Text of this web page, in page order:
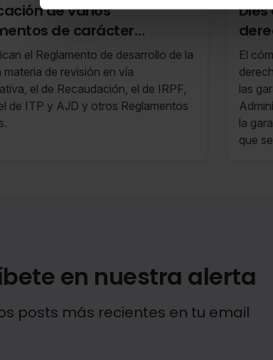
de varios
de carácter
en Gipuzkoa (RF 50/23 12
de 2023 al 18 de
de 2023)
el Reglamento de desarrollo de la
materia de revisión en vía
el de Recaudación, el de IRPF,
de ITP y AJD y otros Reglamentos
El
las
la
que
en nuestra alerta
posts más recientes en tu email